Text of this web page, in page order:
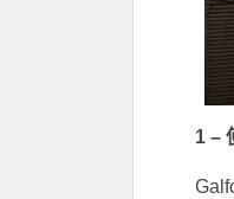
1 –